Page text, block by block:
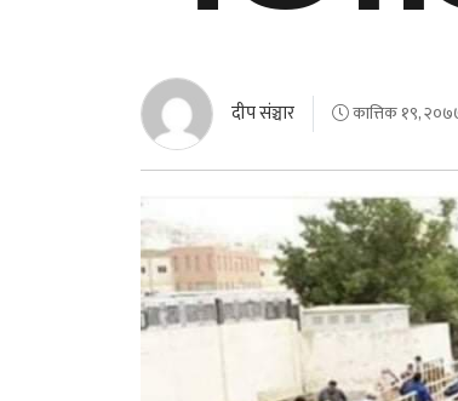
दीप संञ्चार कात्तिक १९,